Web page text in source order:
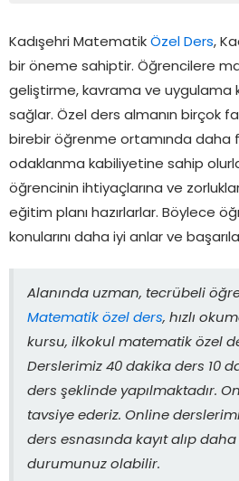
Kadışehri Matematik Özel Ders,
bir öneme sahiptir. Öğrencilere
geliştirme, kavrama ve uygulama
sağlar. Özel ders almanın birçok
birebir öğrenme ortamında daha
odaklanma kabiliyetine sahip
öğrencinin ihtiyaçlarına ve
eğitim planı hazırlarlar. Böylece
konularını daha iyi anlar ve
Alanında uzman, tecrübeli
Matematik özel ders, hızlı
kursu, ilkokul matematik özel
Derslerimiz 40 dakika ders 10
ders şeklinde yapılmaktadır.
tavsiye ederiz. Online
ders esnasında kayıt alıp
durumunuz olabilir.